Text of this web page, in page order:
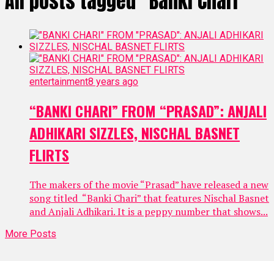
entertainment8 years ago
“BANKI CHARI” FROM “PRASAD”: ANJALI
ADHIKARI SIZZLES, NISCHAL BASNET
FLIRTS
The makers of the movie “Prasad” have released a new
song titled “Banki Chari” that features Nischal Basnet
and Anjali Adhikari. It is a peppy number that shows...
More Posts